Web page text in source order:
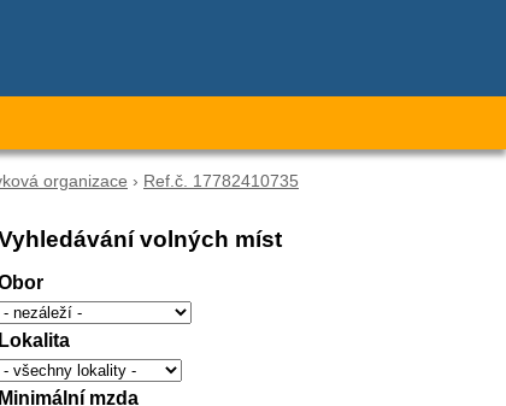
organizace › Ref.č. 17782410735
volných míst
Lokalita
Minimální mzda